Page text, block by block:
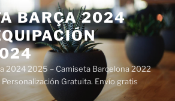
BARÇA 2024
2024 2025 – Camiseta Barcelona 2022
Gratuita. Envío gratis